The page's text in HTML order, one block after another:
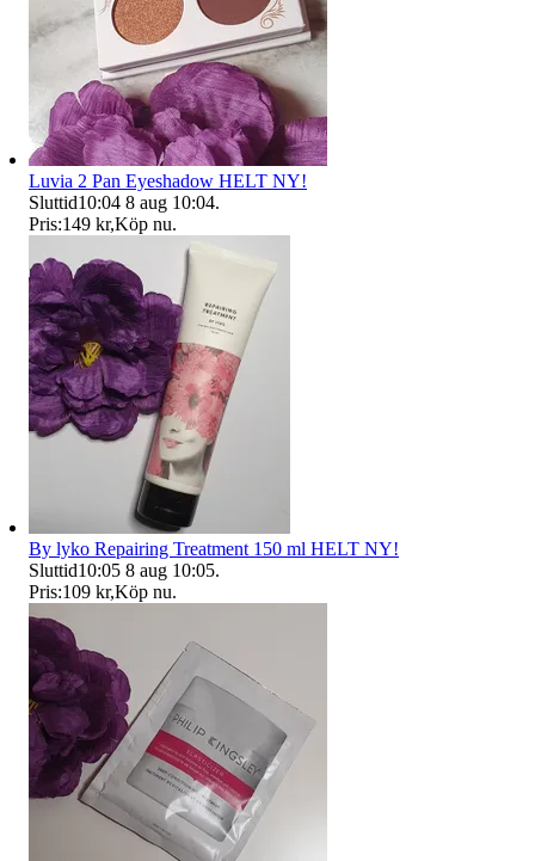
Luvia 2 Pan Eyeshadow HELT NY!
Sluttid10:04 8 aug 10:04.
Pris:149 kr,Köp nu.
By lyko Repairing Treatment 150 ml HELT NY!
Sluttid10:05 8 aug 10:05.
Pris:109 kr,Köp nu.